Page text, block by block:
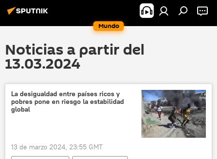
Mundo
Noticias a partir del
13.03.2024
La desigualdad entre países ricos y
pobres pone en riesgo la estabilidad
global
13 de marzo 2024, 23:55 GMT